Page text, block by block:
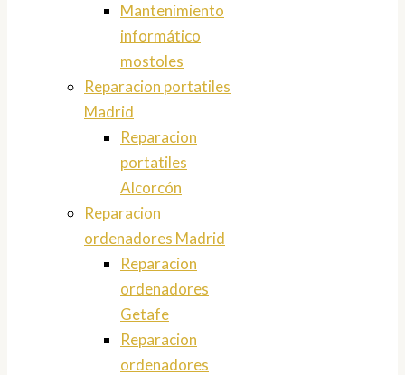
Mantenimiento
informático
mostoles
Reparacion portatiles
Madrid
Reparacion
portatiles
Alcorcón
Reparacion
ordenadores Madrid
Reparacion
ordenadores
Getafe
Reparacion
ordenadores